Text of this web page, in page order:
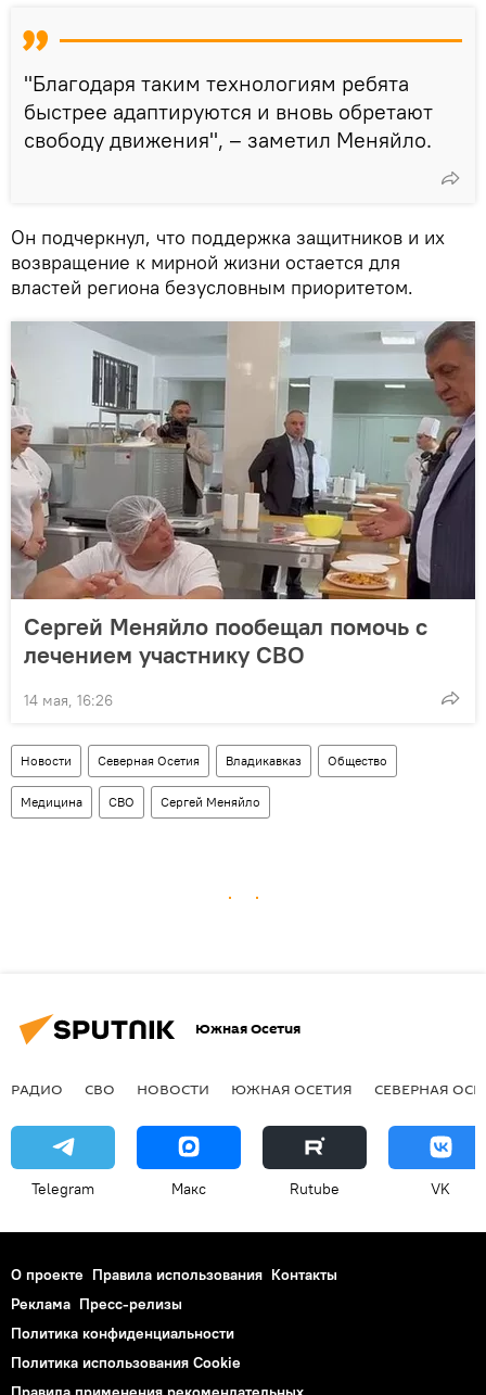
"Благодаря таким технологиям ребята
быстрее адаптируются и вновь обретают
свободу движения", – заметил Меняйло.
Он подчеркнул, что поддержка защитников и их
возвращение к мирной жизни остается для
властей региона безусловным приоритетом.
Сергей Меняйло пообещал помочь с
лечением участнику СВО
14 мая, 16:26
Новости Северная Осетия Владикавказ Общество
Медицина СВО Сергей Меняйло
Южная Осетия
РАДИО СВО НОВОСТИ ЮЖНАЯ ОСЕТИЯ СЕВЕРНАЯ
Telegram Макс Rutube VK
О проекте Правила использования Контакты
Реклама Пресс-релизы
Политика конфиденциальности
Политика использования Cookie